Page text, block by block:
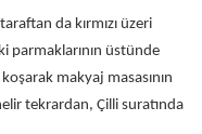
da kırmızı üzeri
parmaklarının üstünde
makyaj masasının
tekrardan, Çilli suratında